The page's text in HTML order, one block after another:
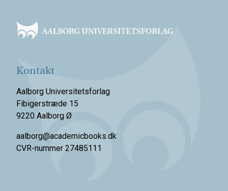
Kontakt
Aalborg Universitetsforlag
Fibigerstræde 15
9220 Aalborg Ø
aalborg@academicbooks.dk
CVR-nummer 27485111